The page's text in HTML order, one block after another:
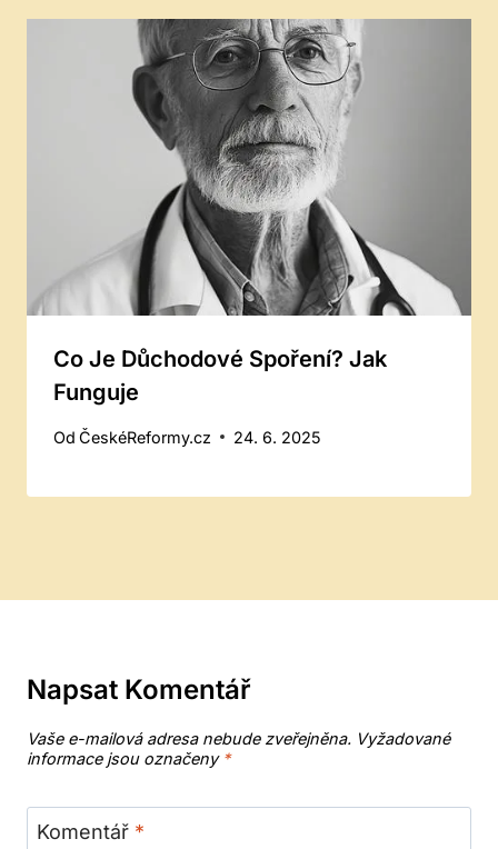
Co Je Důchodové Spoření? Jak
Funguje
Od ČeskéReformy.cz 24. 6. 2025
Napsat Komentář
Vaše e-mailová adresa nebude zveřejněna. Vyžadované
informace jsou označeny *
Komentář *